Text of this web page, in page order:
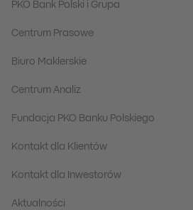
PKO Bank Polski i Grupa
Centrum Prasowe
Biuro Maklerskie
Centrum Analiz
Fundacja PKO Banku Polskiego
Kontakt dla Klientów
Kontakt dla Inwestorów
Aktualności